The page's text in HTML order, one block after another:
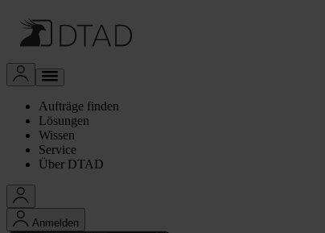
Aufträge finden
Lösungen
Wissen
Service
Über DTAD
Anmelden